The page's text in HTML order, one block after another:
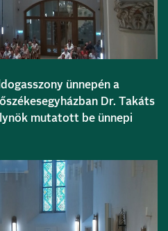
ünnepén a
Dr. Takáts
mutatott be ünnepi